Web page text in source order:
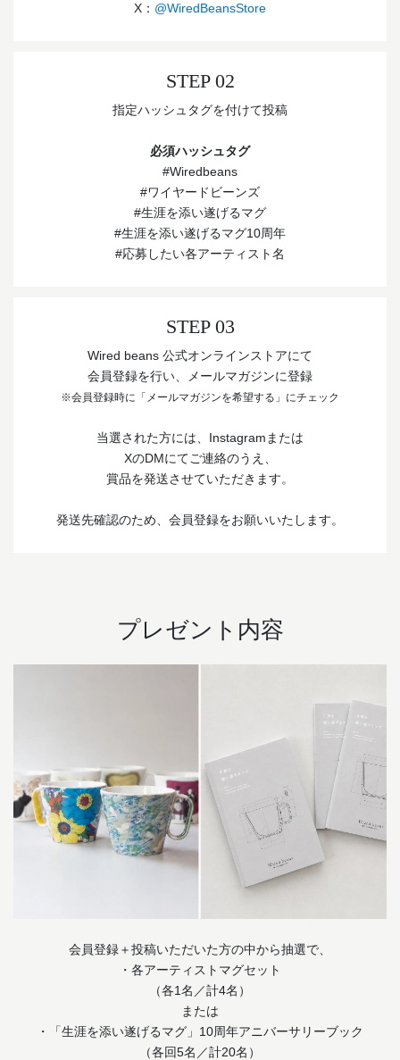
X： @WiredBeansStore
STEP 02
指定ハッシュタグを付けて投稿
必須ハッシュタグ
#Wiredbeans
#ワイヤードビーンズ
#生涯を添い遂げるマグ
#生涯を添い遂げるマグ10周年
#応募したい各アーティスト名
STEP 03
Wired beans 公式オンラインストアにて
会員登録を行い、メールマガジンに登録
※会員登録時に「メールマガジンを希望する」にチェック
当選された方には、Instagramまたは
XのDMにてご連絡のうえ、
賞品を発送させていただきます。
発送先確認のため、会員登録をお願いいたします。
プレゼント内容
会員登録＋投稿いただいた方の中から抽選で、
・各アーティストマグセット
（各1名／計4名）
または
・「生涯を添い遂げるマグ」10周年アニバーサリーブック
（各回5名／計20名）